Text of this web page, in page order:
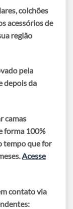
colchões
acessórios de
região
pela
depois da
camas
forma 100%
tempo que for
Acesse
contato via